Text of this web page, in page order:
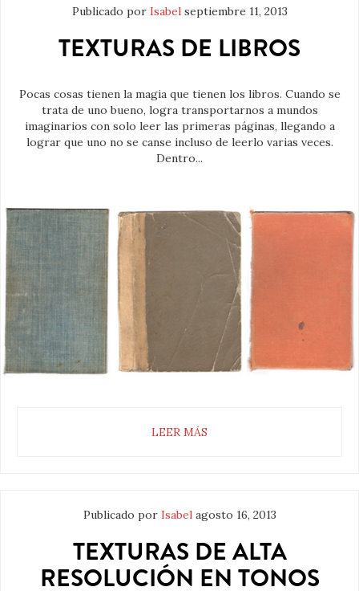
Publicado por Isabel septiembre 11, 2013
TEXTURAS DE LIBROS
Pocas cosas tienen la magia que tienen los libros. Cuando se
trata de uno bueno, logra transportarnos a mundos
imaginarios con solo leer las primeras páginas, llegando a
lograr que uno no se canse incluso de leerlo varias veces.
Dentro...
LEER MÁS
Publicado por Isabel agosto 16, 2013
TEXTURAS DE ALTA
RESOLUCIÓN EN TONOS